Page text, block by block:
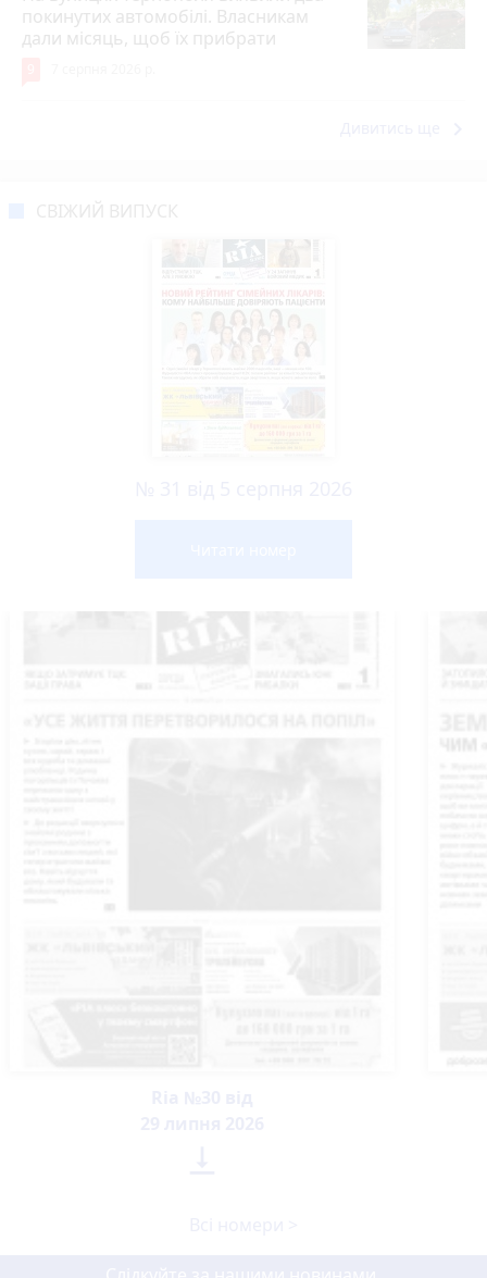
покинутих автомобілі. Власникам
дали місяць, щоб їх прибрати